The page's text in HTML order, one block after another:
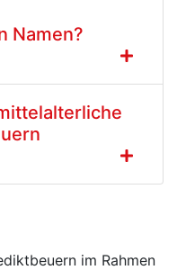
Namen?
im Rahmen